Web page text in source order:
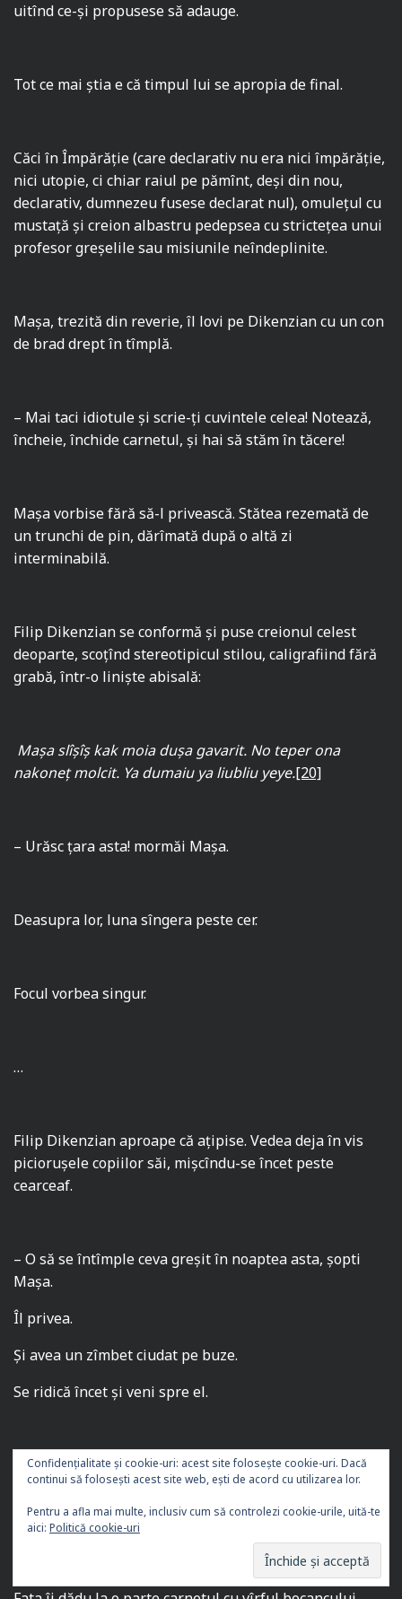
uitînd ce-şi propusese să adauge.
Tot ce mai ştia e că timpul lui se apropia de final.
Căci în Împărăţie (care declarativ nu era nici împărăţie,
nici utopie, ci chiar raiul pe pămînt, deşi din nou,
declarativ, dumnezeu fusese declarat nul), omuleţul cu
mustaţă şi creion albastru pedepsea cu stricteţea unui
profesor greşelile sau misiunile neîndeplinite.
Maşa, trezită din reverie, îl lovi pe Dikenzian cu un con
de brad drept în tîmplă.
– Mai taci idiotule şi scrie-ţi cuvintele celea! Notează,
încheie, închide carnetul, şi hai să stăm în tăcere!
Maşa vorbise fără să-l privească. Stătea rezemată de
un trunchi de pin, dărîmată după o altă zi
interminabilă.
Filip Dikenzian se conformă şi puse creionul celest
deoparte, scoţînd stereotipicul stilou, caligrafiind fără
grabă, într-o linişte abisală:
Maşa slîşîş kak moia duşa gavarit. No teper ona
nakoneţ molcit. Ya dumaiu ya liubliu yeye.[20]
– Urăsc ţara asta! mormăi Maşa.
Deasupra lor, luna sîngera peste cer.
Focul vorbea singur.
…
Filip Dikenzian aproape că aţipise. Vedea deja în vis
picioruşele copiilor săi, mişcîndu-se încet peste
cearceaf.
– O să se întîmple ceva greşit în noaptea asta, şopti
Maşa.
Îl privea.
Şi avea un zîmbet ciudat pe buze.
Se ridică încet şi veni spre el.
Filip Dikenzian îşi frecă ochii, alungînd visul.
– Dacă mă atingi, te omor! îi spuse tînara, scoţîndu-şi
bluza.
Filip Dikenzian nu înţelegea ce se întîmplă.
Confidențialitate și cookie-uri: acest site folosește cookie-uri. Dacă
continui să folosești acest site web, ești de acord cu utilizarea lor.
Pentru a afla mai multe, inclusiv cum să controlezi cookie-urile, uită-te
aici: Politică cookie-uri